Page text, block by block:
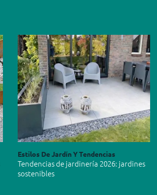
Estilos De Jardín Y Tendencias
Tendencias de jardinería 2026: jardines
sostenibles